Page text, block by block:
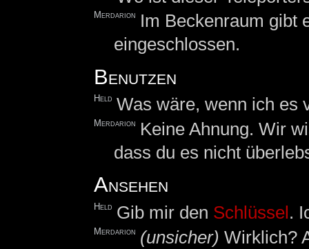
Merdarion
Im Beckenraum gibt
eingeschlossen.
Benutzen
Held Was wäre, wenn ich es
Merdarion
Keine Ahnung. Wir
dass du es nicht
Ansehen
Held Gib mir den Schlüssel.
Merdarion (unsicher) Wirklich?